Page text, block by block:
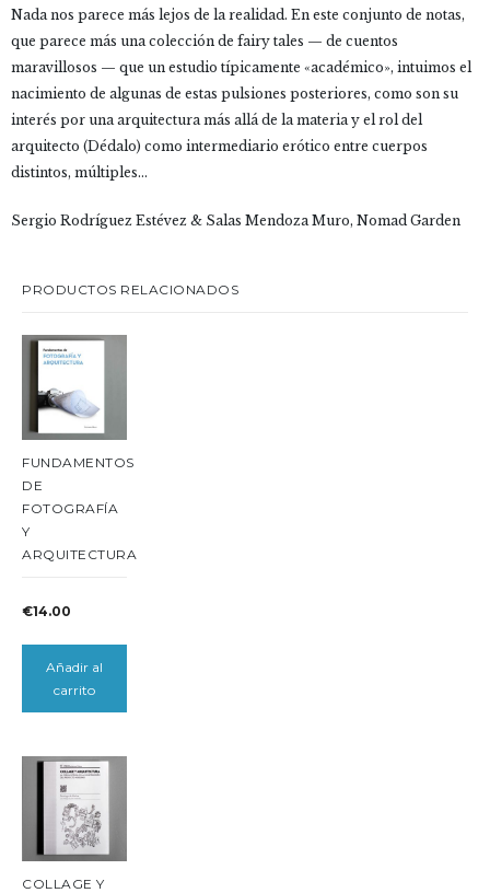
Nada nos parece más lejos de la realidad. En este conjunto de notas,
que parece más una colección de fairy tales — de cuentos
maravillosos — que un estudio típicamente «académico», intuimos el
nacimiento de algunas de estas pulsiones posteriores, como son su
interés por una arquitectura más allá de la materia y el rol del
arquitecto (Dédalo) como intermediario erótico entre cuerpos
distintos, múltiples…
Sergio Rodríguez Estévez & Salas Mendoza Muro, Nomad Garden
PRODUCTOS RELACIONADOS
FUNDAMENTOS
DE
FOTOGRAFÍA
Y
ARQUITECTURA
€14.00
Añadir al
carrito
COLLAGE Y